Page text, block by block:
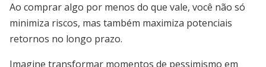
Ao comprar algo por menos do que vale, você não só
minimiza riscos, mas também maximiza potenciais
retornos no longo prazo.
Imagine transformar momentos de pessimismo em